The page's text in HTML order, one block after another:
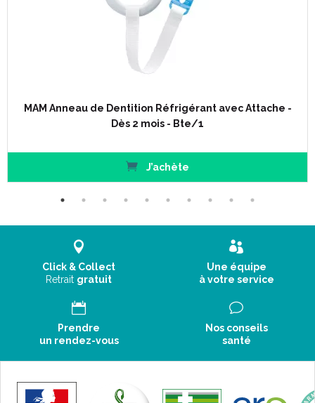
MAM Anneau de Dentition Réfrigérant avec Attache -
Dès 2 mois - Bte/1
J’achète
Click & Collect
Retrait gratuit
Une équipe
à votre service
Prendre
un rendez-vous
Nos conseils
santé